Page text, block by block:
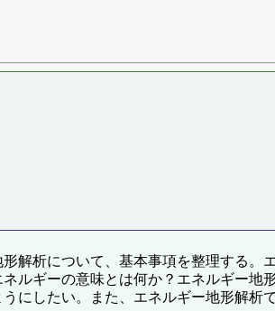
解析について、基本事項を整理する。
ルギーの意味とは何か？エネルギー
にしたい。また、エネルギー地形解